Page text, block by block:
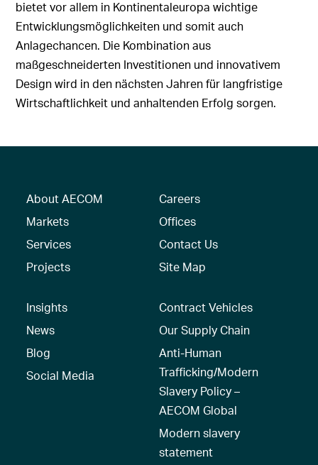
bietet vor allem in Kontinentaleuropa wichtige
Entwicklungsmöglichkeiten und somit auch
Anlagechancen. Die Kombination aus
maßgeschneiderten Investitionen und innovativem
Design wird in den nächsten Jahren für langfristige
Wirtschaftlichkeit und anhaltenden Erfolg sorgen.
About AECOM
Markets
Services
Projects
Careers
Offices
Contact Us
Site Map
Insights
News
Blog
Social Media
Contract Vehicles
Our Supply Chain
Anti-Human
Trafficking/Modern
Slavery Policy –
AECOM Global
Modern slavery
statement